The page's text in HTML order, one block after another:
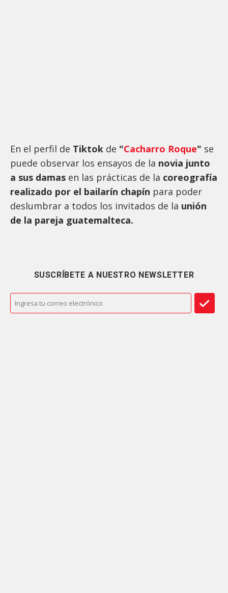
En el perfil de Tiktok de "Cacharro Roque" se
puede observar los ensayos de la novia junto
a sus damas en las prácticas de la coreografía
realizado por el bailarín chapín para poder
deslumbrar a todos los invitados de la unión
de la pareja guatemalteca.
SUSCRÍBETE A NUESTRO NEWSLETTER